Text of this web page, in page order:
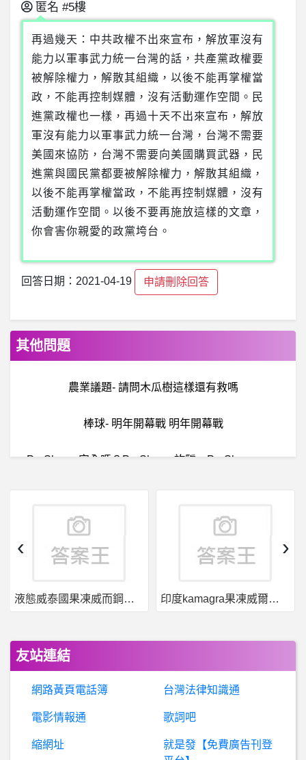
匿名 #5樓
再過幾天：中共政權不出來宣布，解放軍沒有
能力以軍事武力統一台灣的話，共產黨政權要
被解除權力，解散其組織，以後不能再掌權當
政，不能再控制媒體，沒有活動運作空間。民
進黨政權也一樣，再過十天不出來宣布，解放
軍沒有能力以軍事武力統一台灣，台灣不需要
美國來協防，台灣不需要向美國購買武器，民
進黨與國民黨都要被解除權力，解散其組織，
以後不能再掌權當政，不能再控制媒體，沒有
活動運作空間。以後不要再施放這樣的文章，
你會害你親愛的政黨垮台。
回答日期：2021-04-19 申請刪除回答
其他問題
農業議題- 請問木瓜樹這樣還有救嗎
棒球- 明年開幕戰 明年開幕戰
P
roShares安全嗎？ProShares詐騙、ProShares證劵詐騙、(冒)盧燕俐詐騙、陳佳欣詐騙、金兔助學活動詐騙、蔣蔚忠詐騙、客製化投資策略專案詐騙、聚散成莊詐騙
詐
騙通報：Boniry是真的嗎、Boniry詐騙、Boniry是詐騙嗎、Boniry投資詐騙、WooCloud詐騙、Woocioud交易所詐騙。
男
女- 害怕性的女人是否很難在關係中生存？ 害怕性的女人是否很難在關係中生存？
希洽- [Vtub
高
雄- 小孩子確診2天了 可以直接載去醫院看診嗎 小孩子確診2天了 可以直接載去醫院看診嗎
BaseballXXXX- 鷹鴨大戰 鷹鴨大戰
液態威泰國果凍威而鋼哪裡買 印度kamagra果凍威爾剛用於治療男性勃起功能障礙
‹ ›
友站連結
網路黃頁電話簿 台灣法律知識通
電影情報通 歌詞吧
縮網址
就是發【免費廣告刊登